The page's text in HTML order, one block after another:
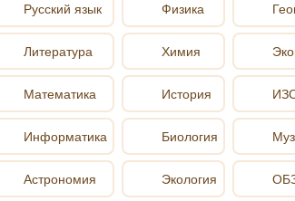
Русский язык
Литература
Математика
Информатика
Астрономия
Физика
Химия
История
Биология
Экология